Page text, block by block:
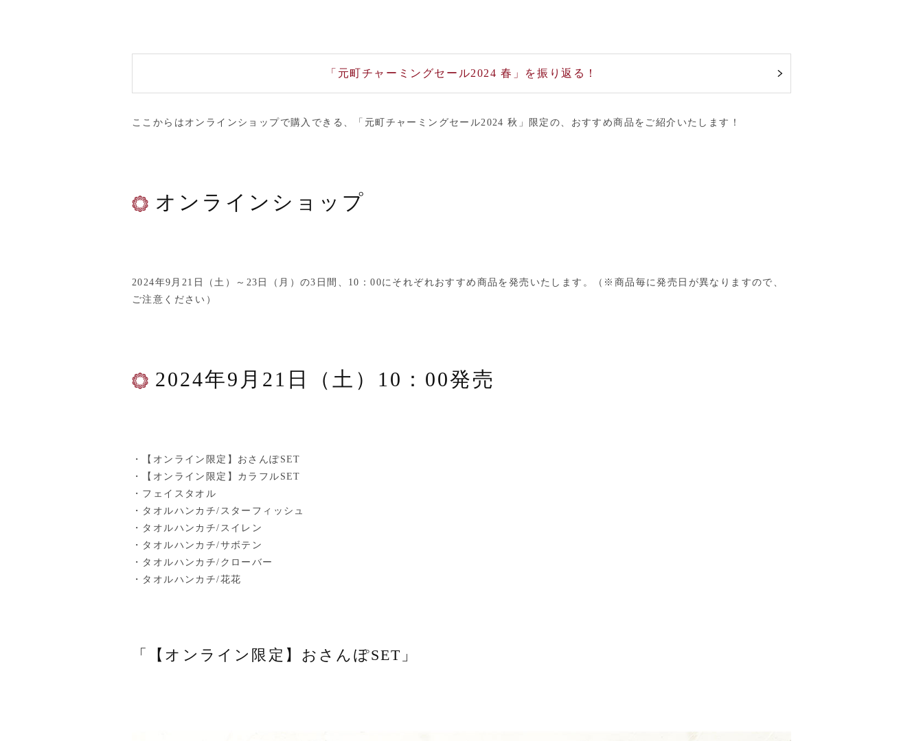
「元町チャーミングセール2024 春」を振り返る！
ここからはオンラインショップで購入できる、「元町チャーミングセール2024 秋」限定の、おすすめ商品をご紹介いたします！
オンラインショップ
2024年9月21日（土）～23日（月）の3日間、10：00にそれぞれおすすめ商品を発売いたします。（※商品毎に発売日が異なりますので、
ご注意ください）
2024年9月21日（土）10：00発売
・【オンライン限定】おさんぽSET
・【オンライン限定】カラフルSET
・フェイスタオル
・タオルハンカチ/スターフィッシュ
・タオルハンカチ/スイレン
・タオルハンカチ/サボテン
・タオルハンカチ/クローバー
・タオルハンカチ/花花
「【オンライン限定】おさんぽSET」